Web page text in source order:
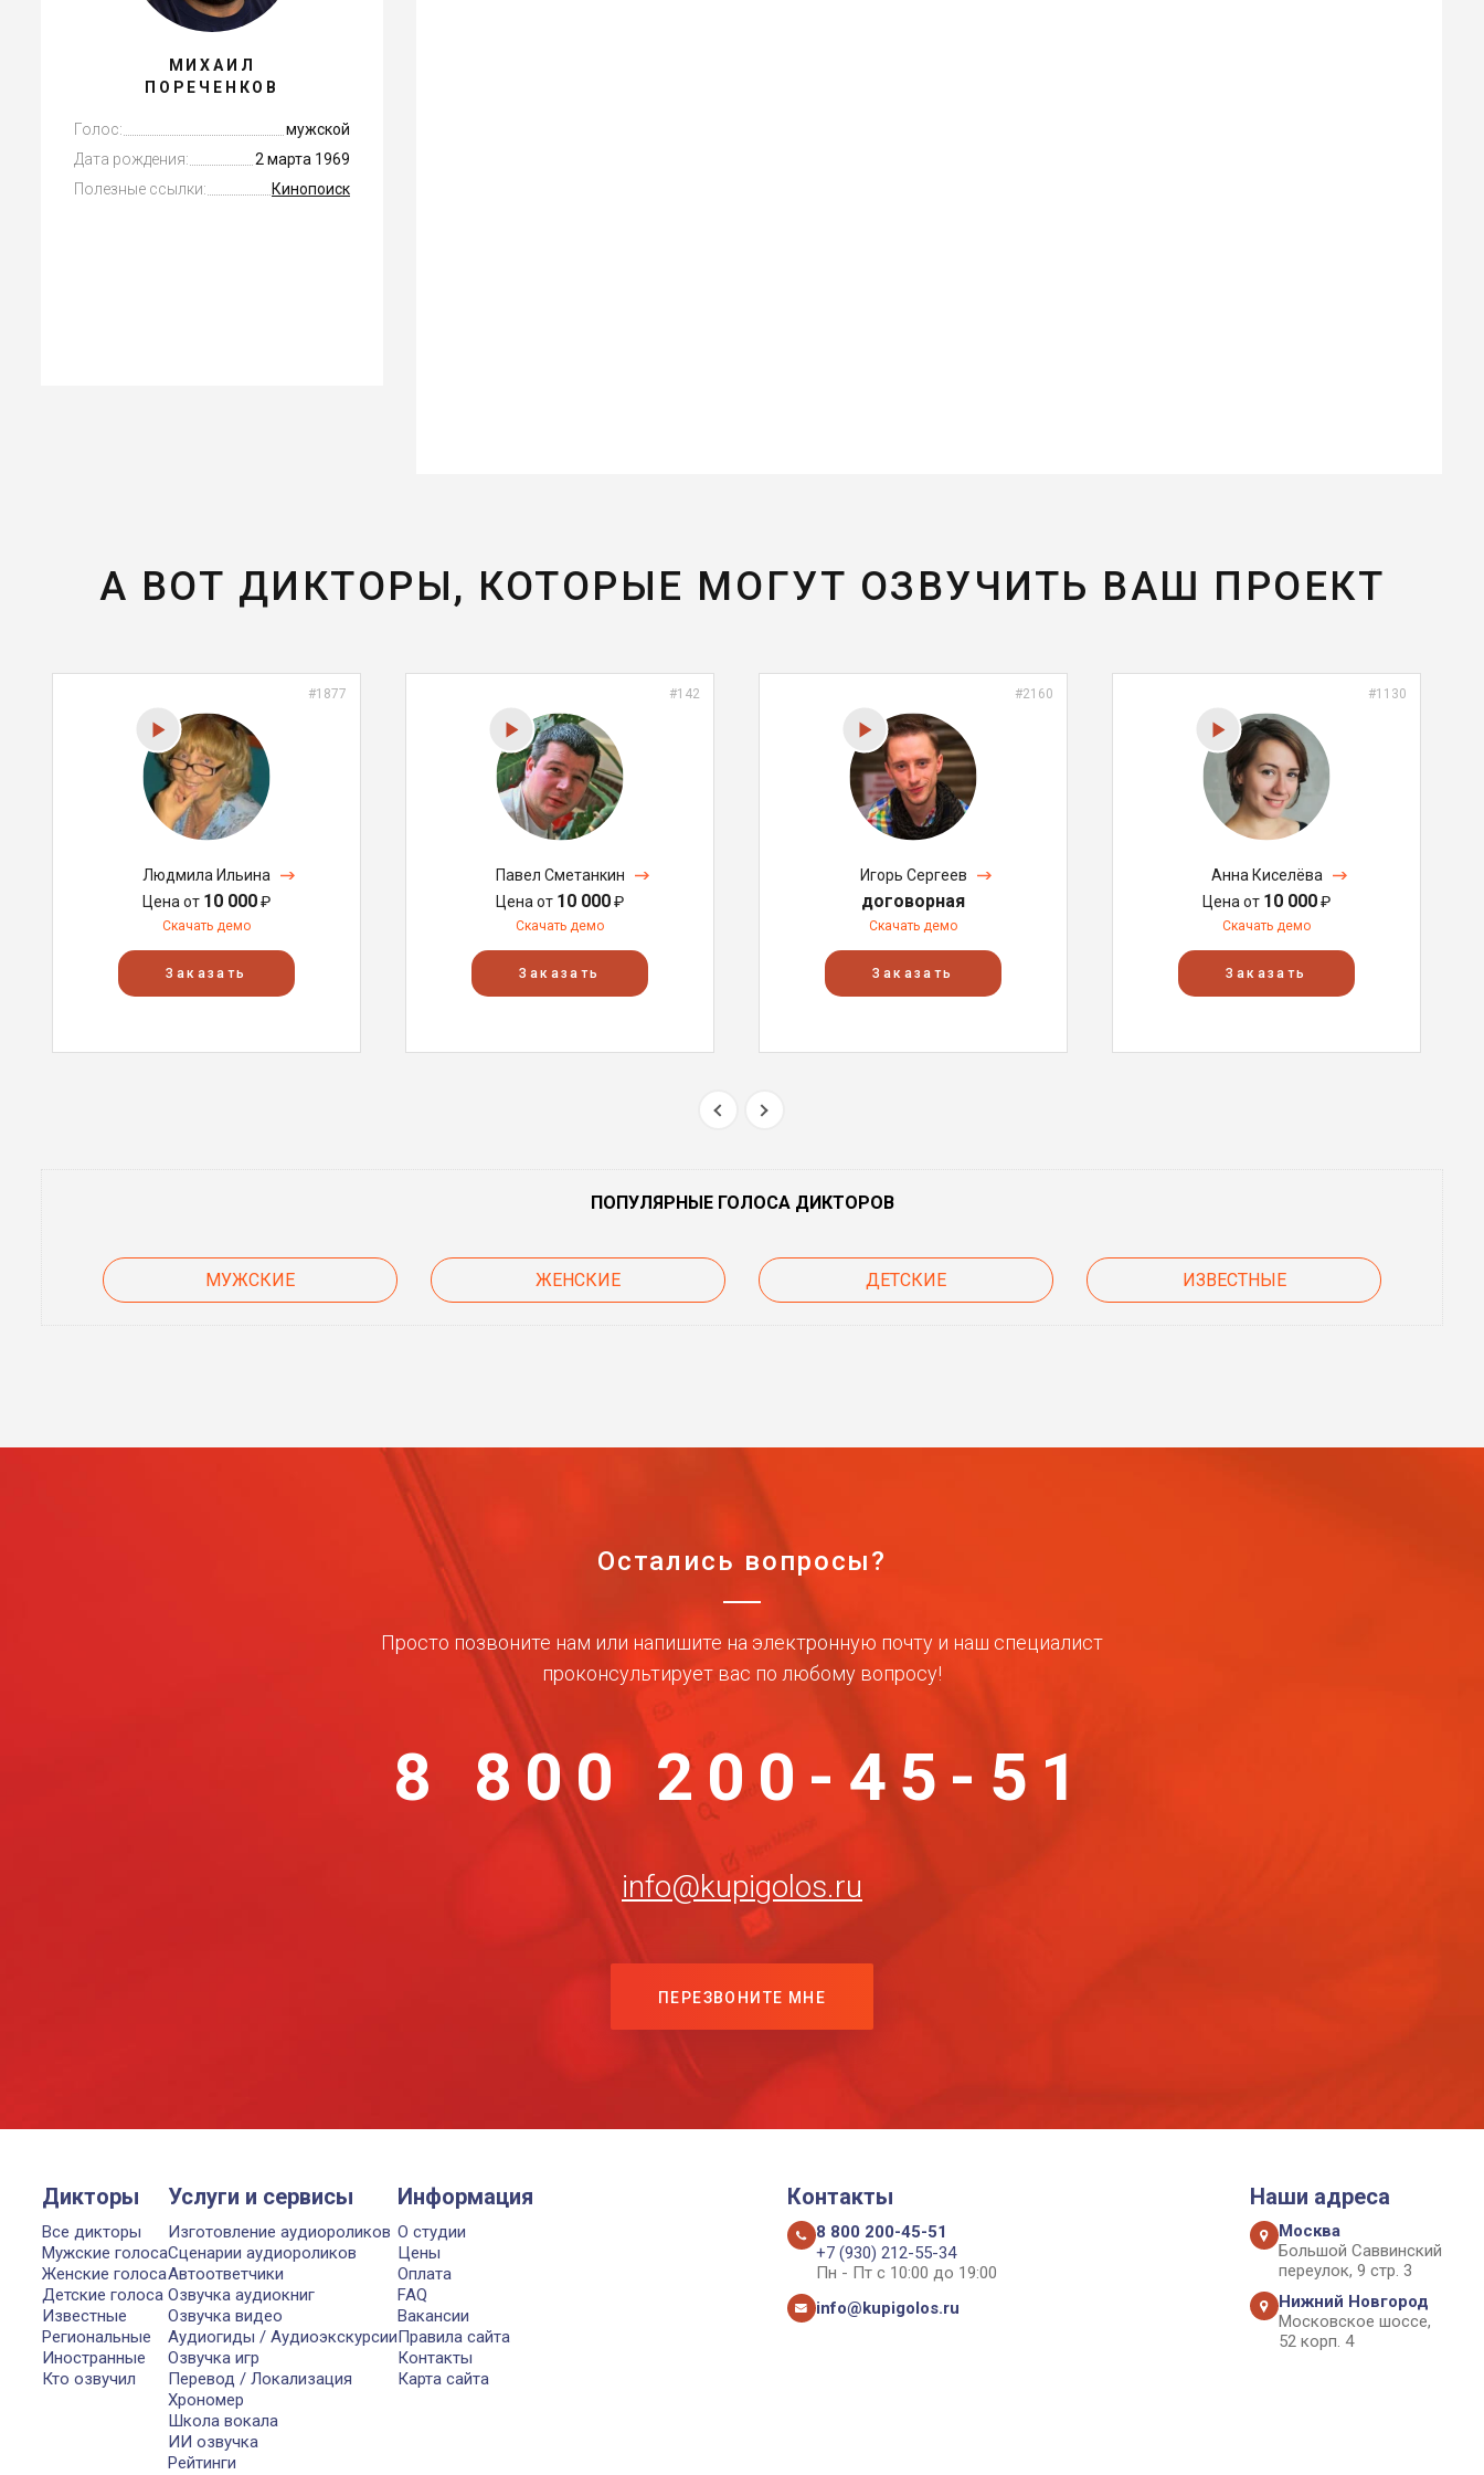
МИХАИЛ
ПОРЕЧЕНКОВ
Голос:
мужской
Дата рождения:
2 марта 1969
Полезные ссылки:
Кинопоиск
А ВОТ ДИКТОРЫ, КОТОРЫЕ МОГУТ ОЗВУЧИТЬ ВАШ ПРОЕКТ
#1877
Людмила Ильина
Цена от 10 000₽
Скачать демо
Заказать
#142
Павел Сметанкин
Цена от 10 000₽
Скачать демо
Заказать
#2160
Игорь Сергеев
договорная
Скачать демо
Заказать
#1130
Анна Киселёва
Цена от 10 000₽
Скачать демо
Заказать
ПОПУЛЯРНЫЕ ГОЛОСА ДИКТОРОВ
МУЖСКИЕ ЖЕНСКИЕ ДЕТСКИЕ ИЗВЕСТНЫЕ
Остались вопросы?
Просто позвоните нам или напишите на электронную почту и наш специалист
проконсультирует вас по любому вопросу!
8 800 200-45-51
info@kupigolos.ru
ПЕРЕЗВОНИТЕ МНЕ
Дикторы
Все дикторы
Мужские голоса
Женские голоса
Детские голоса
Известные
Региональные
Иностранные
Кто озвучил
Услуги и сервисы
Изготовление аудиороликов
Сценарии аудиороликов
Автоответчики
Озвучка аудиокниг
Озвучка видео
Аудиогиды / Аудиоэкскурсии
Озвучка игр
Перевод / Локализация
Хрономер
Школа вокала
ИИ озвучка
Рейтинги
Информация
О студии
Цены
Оплата
FAQ
Вакансии
Правила сайта
Контакты
Карта сайта
Контакты
8 800 200-45-51
+7 (930) 212-55-34
Пн - Пт с 10:00 до 19:00
info@kupigolos.ru
Наши адреса
Москва
Большой Саввинский
переулок, 9 стр. 3
Нижний Новгород
Московское шоссе,
52 корп. 4